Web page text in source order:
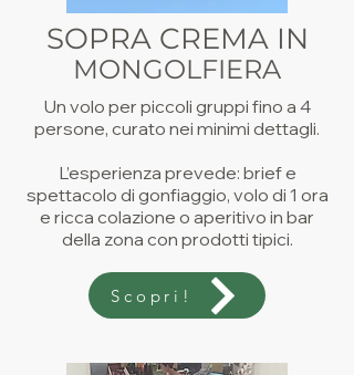
SOPRA CREMA IN
MONGOLFIERA
Un volo per piccoli gruppi fino a 4
persone, curato nei minimi dettagli.
L’esperienza prevede: brief e
spettacolo di gonfiaggio, volo di 1 ora
e ricca colazione o aperitivo in bar
della zona con prodotti tipici.
Scopri!